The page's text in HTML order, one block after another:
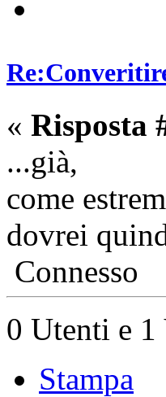
« Risposta
...già,
come
dovrei
Connesso
0 Utenti e 1
Stampa